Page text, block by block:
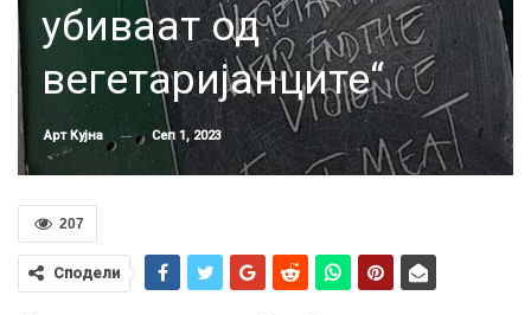
убиваат од
вегетаријанците“
Арт Кујна Сеп 1, 2023
207
Сподели